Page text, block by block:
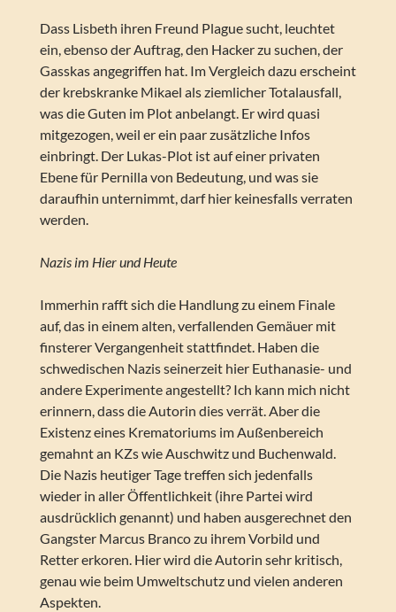
Dass Lisbeth ihren Freund Plague sucht, leuchtet
ein, ebenso der Auftrag, den Hacker zu suchen, der
Gasskas angegriffen hat. Im Vergleich dazu erscheint
der krebskranke Mikael als ziemlicher Totalausfall,
was die Guten im Plot anbelangt. Er wird quasi
mitgezogen, weil er ein paar zusätzliche Infos
einbringt. Der Lukas-Plot ist auf einer privaten
Ebene für Pernilla von Bedeutung, und was sie
daraufhin unternimmt, darf hier keinesfalls verraten
werden.
Nazis im Hier und Heute
Immerhin rafft sich die Handlung zu einem Finale
auf, das in einem alten, verfallenden Gemäuer mit
finsterer Vergangenheit stattfindet. Haben die
schwedischen Nazis seinerzeit hier Euthanasie- und
andere Experimente angestellt? Ich kann mich nicht
erinnern, dass die Autorin dies verrät. Aber die
Existenz eines Krematoriums im Außenbereich
gemahnt an KZs wie Auschwitz und Buchenwald.
Die Nazis heutiger Tage treffen sich jedenfalls
wieder in aller Öffentlichkeit (ihre Partei wird
ausdrücklich genannt) und haben ausgerechnet den
Gangster Marcus Branco zu ihrem Vorbild und
Retter erkoren. Hier wird die Autorin sehr kritisch,
genau wie beim Umweltschutz und vielen anderen
Aspekten.